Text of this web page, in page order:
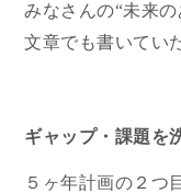
みなさんの“未来
文章でも書いてい
ギャップ・課題を
５ヶ年計画の２つ